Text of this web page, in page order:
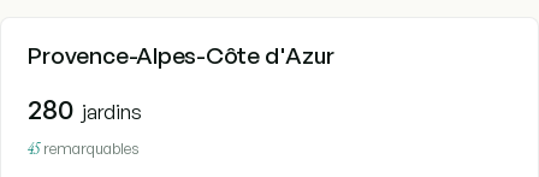
Provence-Alpes-Côte d'Azur
280 jardins
45remarquables